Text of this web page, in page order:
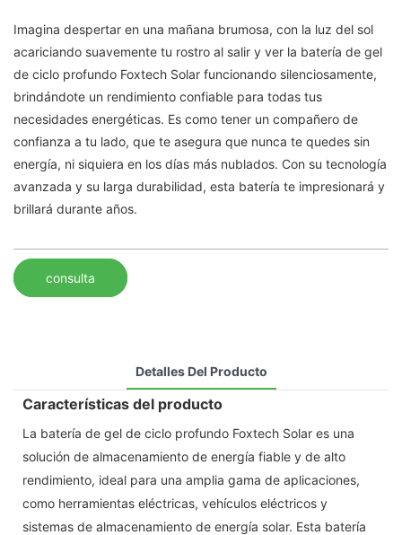
Imagina despertar en una mañana brumosa, con la luz del sol
acariciando suavemente tu rostro al salir y ver la batería de gel
de ciclo profundo Foxtech Solar funcionando silenciosamente,
brindándote un rendimiento confiable para todas tus
necesidades energéticas. Es como tener un compañero de
confianza a tu lado, que te asegura que nunca te quedes sin
energía, ni siquiera en los días más nublados. Con su tecnología
avanzada y su larga durabilidad, esta batería te impresionará y
brillará durante años.
consulta
Detalles Del Producto
Características del producto
La batería de gel de ciclo profundo Foxtech Solar es una
solución de almacenamiento de energía fiable y de alto
rendimiento, ideal para una amplia gama de aplicaciones,
como herramientas eléctricas, vehículos eléctricos y
sistemas de almacenamiento de energía solar. Esta batería